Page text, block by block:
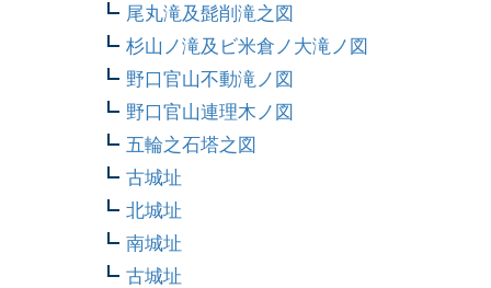
尾丸滝及髭削滝之図
杉山ノ滝及ビ米倉ノ大滝ノ図
野口官山不動滝ノ図
野口官山連理木ノ図
五輪之石塔之図
古城址
北城址
南城址
古城址